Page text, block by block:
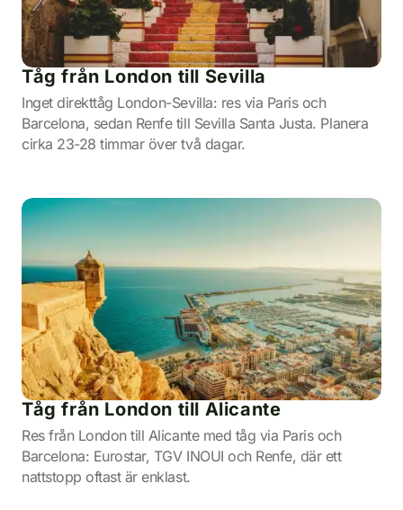
Tåg från London till Sevilla
Inget direkttåg London-Sevilla: res via Paris och
Barcelona, sedan Renfe till Sevilla Santa Justa. Planera
cirka 23-28 timmar över två dagar.
Tåg från London till Alicante
Res från London till Alicante med tåg via Paris och
Barcelona: Eurostar, TGV INOUI och Renfe, där ett
nattstopp oftast är enklast.